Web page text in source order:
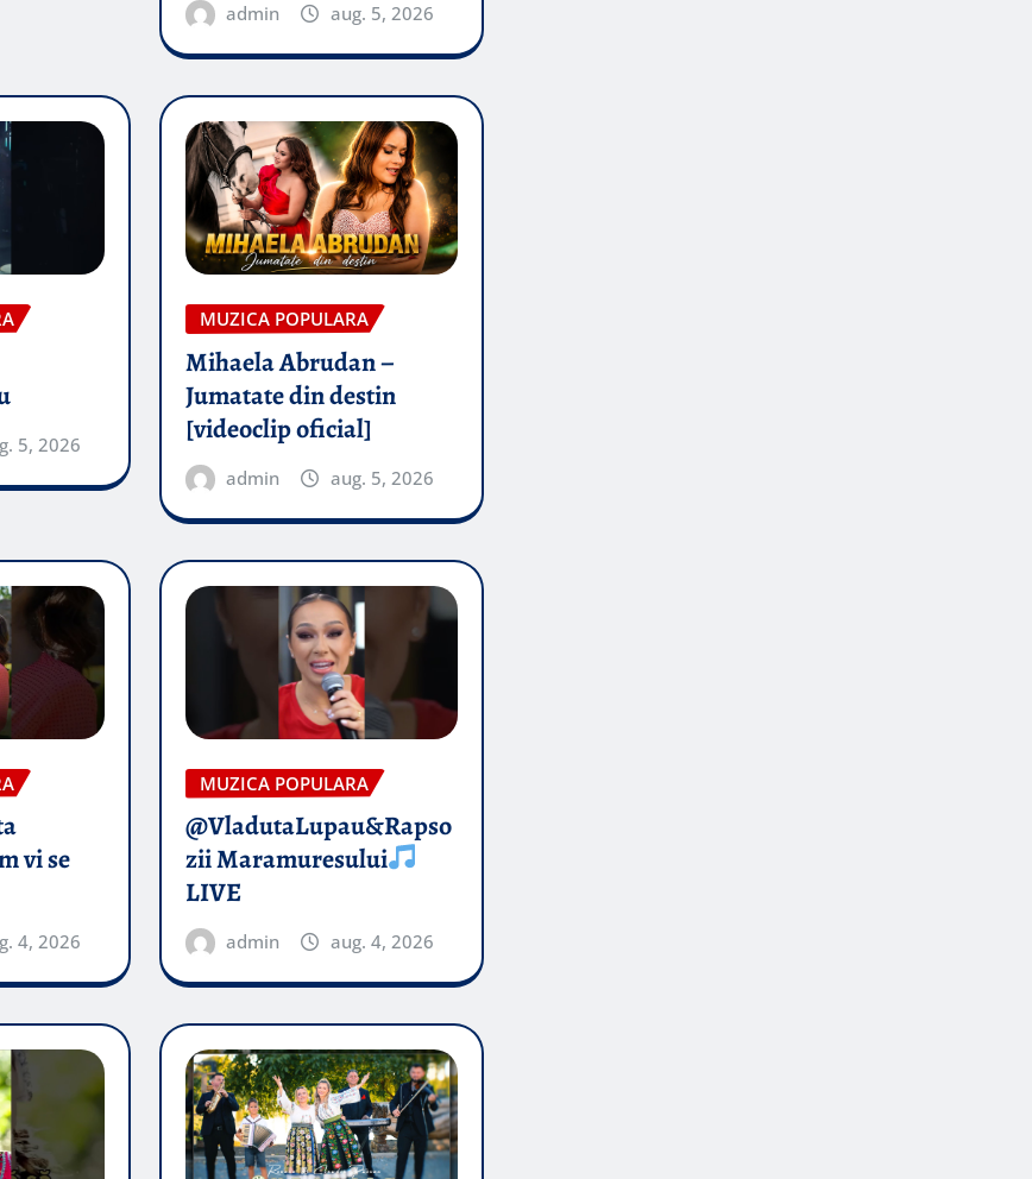
admin aug. 5, 2026
5, 2026
MUZICA POPULARA
Mihaela Abrudan –
Jumatate din destin
[videoclip oficial]
admin aug. 5, 2026
vi se
4, 2026
MUZICA POPULARA
@VladutaLupau&Rapso
zii Maramuresului
LIVE
admin aug. 4, 2026